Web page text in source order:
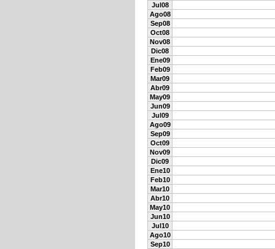
Jul08
Ago08
Sep08
Oct08
Nov08
Dic08
Ene09
Feb09
Mar09
Abr09
May09
Jun09
Jul09
Ago09
Sep09
Oct09
Nov09
Dic09
Ene10
Feb10
Mar10
Abr10
May10
Jun10
Jul10
Ago10
Sep10